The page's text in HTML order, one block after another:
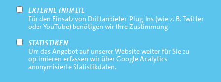
EXTERNE INHALTE
Für den Einsatz von Drittanbieter-Plug-Ins (wie z. B. Twitter
oder YouTube) benötigen wir Ihre Zustimmung
STATISTIKEN
Um das Angebot auf unserer Website weiter für Sie zu
optimieren erfassen wir über Google Analytics
anonymisierte Statistikdaten.
Footernavigation
Bottom
Impressum
Datenschutz